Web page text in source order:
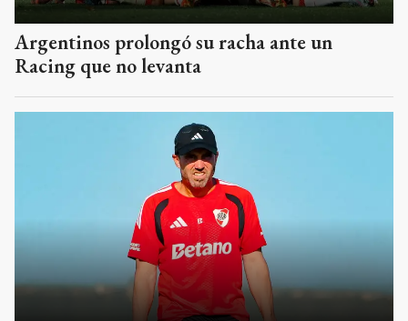
Argentinos prolongó su racha ante un
Racing que no levanta